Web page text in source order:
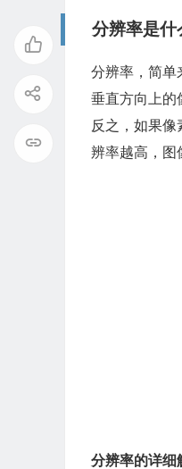
分辨率是什
分辨率，简单
垂直方向上的
反之，如果
辨率越高，图
分辨率的详细